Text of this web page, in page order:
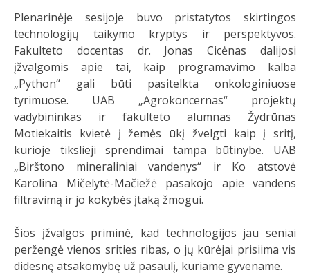
Plenarinėje sesijoje buvo pristatytos skirtingos
technologijų taikymo kryptys ir perspektyvos.
Fakulteto docentas dr. Jonas Cicėnas dalijosi
įžvalgomis apie tai, kaip programavimo kalba
„Python“ gali būti pasitelkta onkologiniuose
tyrimuose. UAB „Agrokoncernas“ projektų
vadybininkas ir fakulteto alumnas Žydrūnas
Motiekaitis kvietė į žemės ūkį žvelgti kaip į sritį,
kurioje tikslieji sprendimai tampa būtinybe. UAB
„Birštono mineraliniai vandenys“ ir Ko atstovė
Karolina Mičelytė-Mačiežė pasakojo apie vandens
filtravimą ir jo kokybės įtaką žmogui.
Šios įžvalgos priminė, kad technologijos jau seniai
peržengė vienos srities ribas, o jų kūrėjai prisiima vis
didesnę atsakomybę už pasaulį, kuriame gyvename.